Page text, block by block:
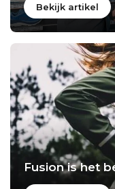
Bekijk artikel
Fusion is het